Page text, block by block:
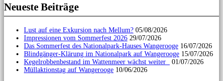
Neueste Beiträge
Lust auf eine Exkursion nach Mellum? 05/08/2026
Impressionen vom Sommerfest 2026 29/07/2026
Das Sommerfest des Nationalpark-Hauses Wangerooge 16/07/2026
Blindgänger-Klärung im Nationalpark auf Wangerooge 15/07/2026
Kegelrobbenbestand im Wattenmeer wächst weiter
01/07/2026
Müllaktionstag auf Wangerooge 10/06/2026